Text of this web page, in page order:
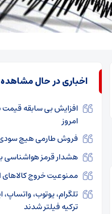
اخباری در حال
افزایش بی سابقه قیمت
امروز
فروش طارمی هیچ سودی
هشدار قرمز هواشناسی
ممنوعیت خروج کالاهای
تلگرام، یوتوب،
ترکیه فیلتر شدند